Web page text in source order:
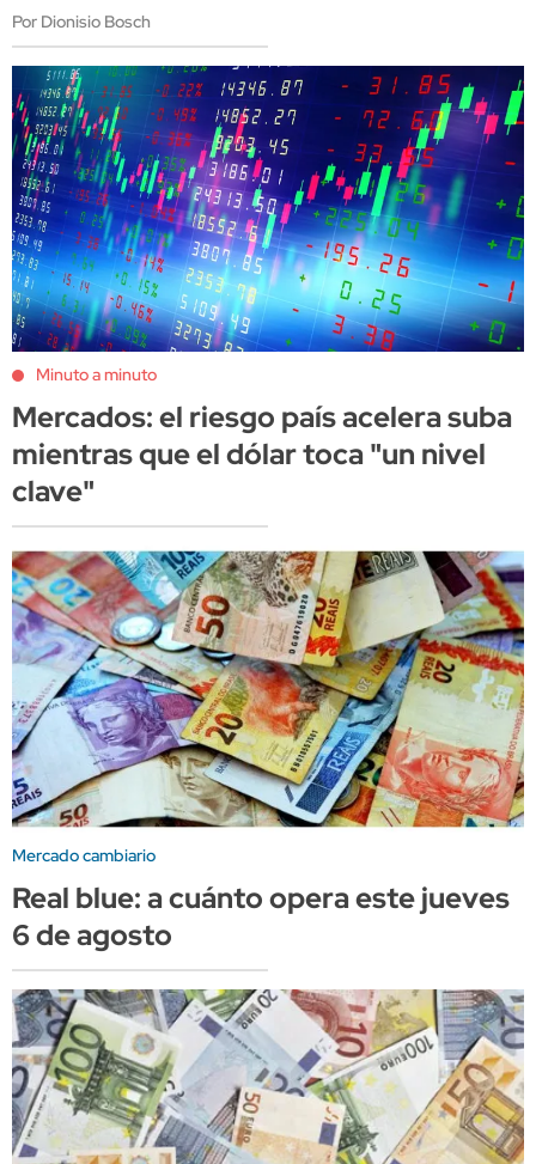
Por Dionisio Bosch
Minuto a minuto
Mercados: el riesgo país acelera suba
mientras que el dólar toca "un nivel
clave"
Mercado cambiario
Real blue: a cuánto opera este jueves
6 de agosto